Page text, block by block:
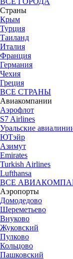
Страны
Крым
Турция
Таиланд
Италия
Франция
Германия
Чехия
Греция
ВСЕ СТРАНЫ
Авиакомпании
Аэрофлот
S7 Airlines
Уральские
ЮТэйр
Азимут
Emirates
Turkish Airlines
Lufthansa
ВСЕ
Аэропорты
Домодедово
Шереметьево
Внуково
Жуковский
Пулково
Кольцово
Пашковский